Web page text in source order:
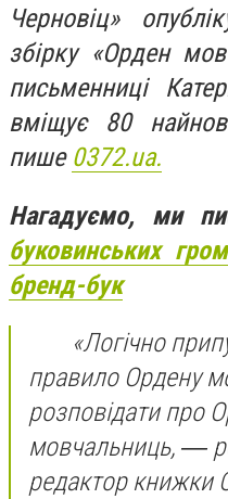
Черновіц»
збірку «Орден
письменниці
вміщує 80
пише 0372.ua.
Нагадуємо, ми
буковинських
бренд-бук
«Логічно
правило Ордену
розповідати про
мовчальниць, ―
редактор книжки